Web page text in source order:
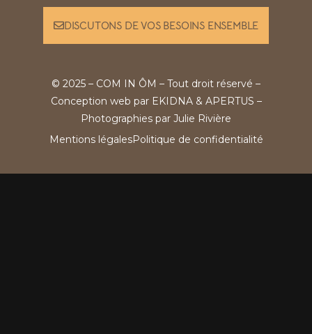
DISCUTONS DE VOS BESOINS ENSEMBLE
© 2025 – COM IN ÔM – Tout droit réservé –
Conception web par EKIDNA& APERTUS –
Photographies par Julie Rivière
Mentions légalesPolitique de confidentialité